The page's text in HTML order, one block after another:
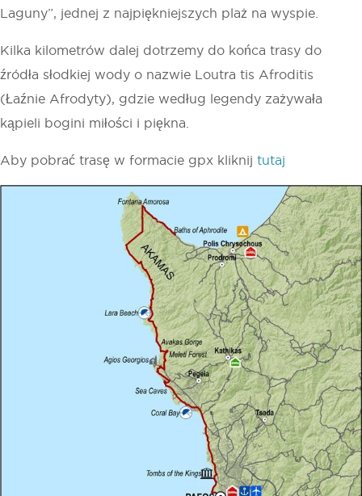
Laguny”, jednej z najpiękniejszych plaż na wyspie.
Kilka kilometrów dalej dotrzemy do końca trasy do
źródła słodkiej wody o nazwie Loutra tis Afroditis
(Łaźnie Afrodyty), gdzie według legendy zażywała
kąpieli bogini miłości i piękna.
Aby pobrać trasę w formacie gpx kliknij tutaj